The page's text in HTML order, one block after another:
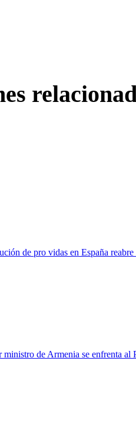
de pro vidas en España
ministro de Armenia se enfrenta